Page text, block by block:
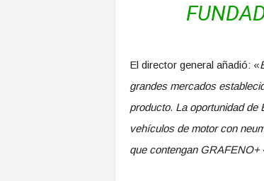
El director general añadió: «
grandes mercados
producto. La oportunidad
vehículos de motor con
que contengan GRAFENO+